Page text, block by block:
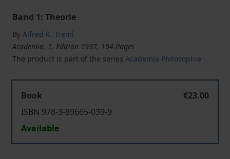
Band 1: Theorie
By Alfred K. Treml
Academia, 1. Edition 1997, 194 Pages
The product is part of the series Academia Philosophie
Book
€23.00
ISBN 978-3-89665-039-9
Available